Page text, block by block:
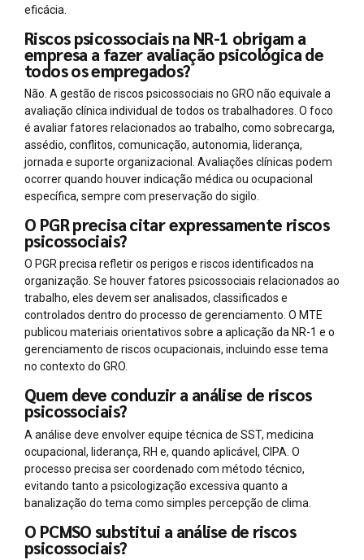
eficácia.
Riscos psicossociais na NR-1 obrigam a
empresa a fazer avaliação psicológica de
todos os empregados?
Não. A gestão de riscos psicossociais no GRO não equivale a
avaliação clínica individual de todos os trabalhadores. O foco
é avaliar fatores relacionados ao trabalho, como sobrecarga,
assédio, conflitos, comunicação, autonomia, liderança,
jornada e suporte organizacional. Avaliações clínicas podem
ocorrer quando houver indicação médica ou ocupacional
específica, sempre com preservação do sigilo.
O PGR precisa citar expressamente riscos
psicossociais?
O PGR precisa refletir os perigos e riscos identificados na
organização. Se houver fatores psicossociais relacionados ao
trabalho, eles devem ser analisados, classificados e
controlados dentro do processo de gerenciamento. O MTE
publicou materiais orientativos sobre a aplicação da NR-1 e o
gerenciamento de riscos ocupacionais, incluindo esse tema
no contexto do GRO.
Quem deve conduzir a análise de riscos
psicossociais?
A análise deve envolver equipe técnica de SST, medicina
ocupacional, liderança, RH e, quando aplicável, CIPA. O
processo precisa ser coordenado com método técnico,
evitando tanto a psicologização excessiva quanto a
banalização do tema como simples percepção de clima.
O PCMSO substitui a análise de riscos
psicossociais?